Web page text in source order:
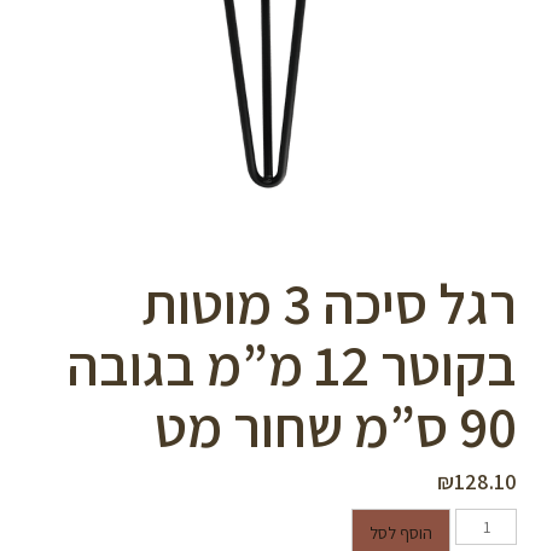
לאפס
את
כל
האפשרויות
cached
רגל סיכה 3 מוטות
בקוטר 12 מ”מ בגובה
90 ס”מ שחור מט
₪128.10
כמות של רגל סיכה 3 מוטות בקוטרהוסף לסל